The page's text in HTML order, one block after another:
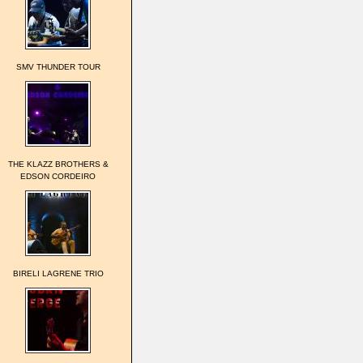
SMV THUNDER TOUR
THE KLAZZ BROTHERS &
EDSON CORDEIRO
BIRELI LAGRENE TRIO